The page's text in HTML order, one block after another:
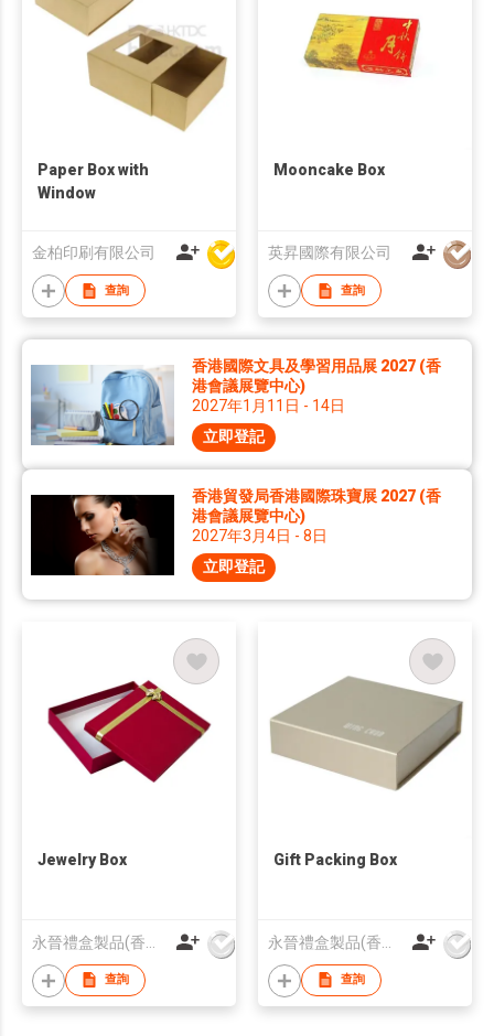
Paper Box with
Window
金柏印刷有限公司
查詢
Mooncake Box
英昇國際有限公司
查詢
香港國際文具及學習用品展 2027 (香
港會議展覽中心)
2027年1月11日 - 14日
立即登記
香港貿發局香港國際珠寶展 2027 (香
港會議展覽中心)
2027年3月4日 - 8日
立即登記
Jewelry Box
查詢
Gift Packing Box
查詢